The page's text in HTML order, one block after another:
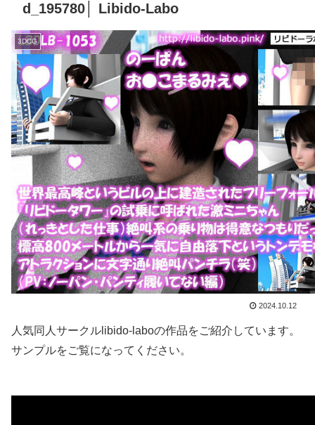
d_195780│ Libido-Labo
3DCG
2024.10.12
人気同人サークルlibido-laboの作品をご紹介しています。
サンプルをご覧になってください。